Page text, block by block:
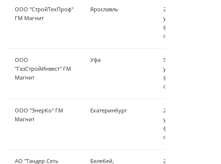
ООО "СтройТехПроф"
ГМ Магнит
Ярославль
2 м³/час - установка
умягчения воды
фильтры мешочного
обеззараживание
ООО
"ГазСтройИнвест" ГМ
Магнит
Уфа
5 м³/час - установка
умягчения воды
фильтры мешочного
обеззараживание
ООО "ЭнерКо" ГМ
Магнит
Екатеринбург
2 м³/час - установка
умягчения воды
фильтры мешочного
обеззараживание
АО "Тандер Сеть Белебей, 2 м³/час - установка